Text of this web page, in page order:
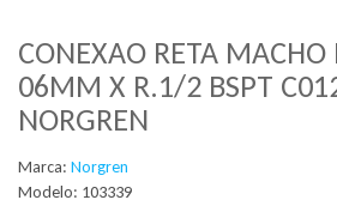
CONEXAO RETA MACHO
06MM X R.1/2 BSPT
NORGREN
Marca: Norgren
Modelo: 103339